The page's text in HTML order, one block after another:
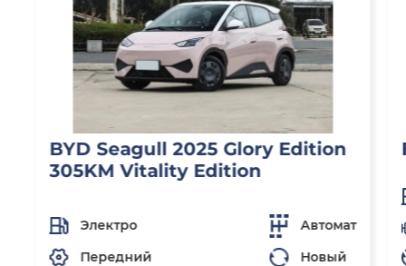
BYD Seagull 2025 Glory Edition
305KM Vitality Edition
Электро
Автомат
Передний
Новый